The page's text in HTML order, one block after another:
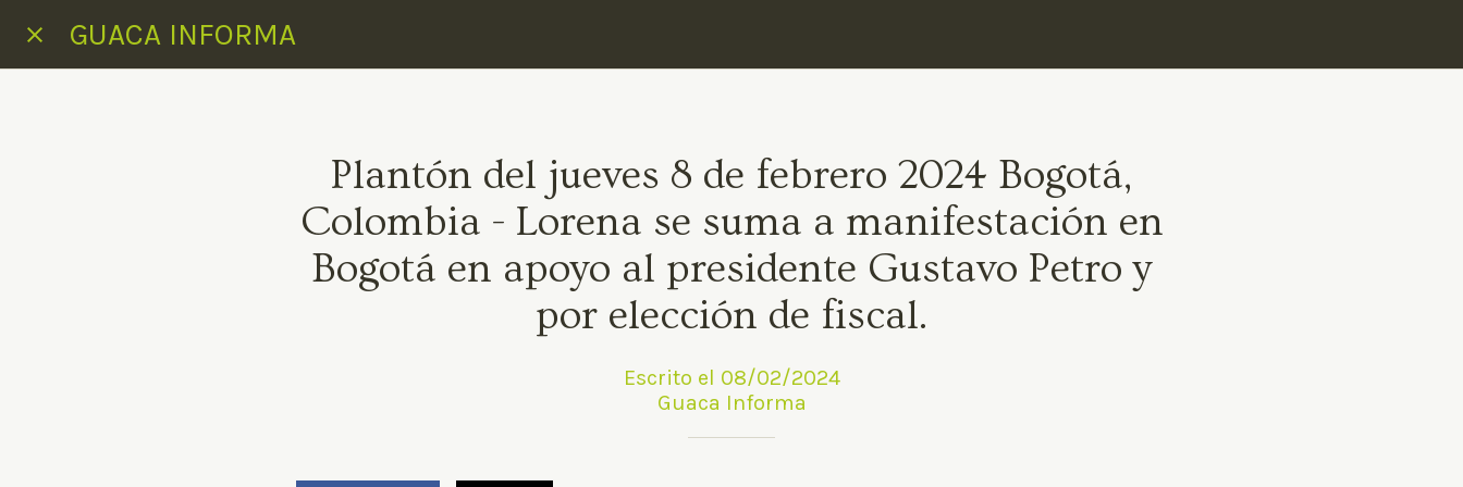
GUACA INFORMA
Plantón del jueves 8 de febrero 2024 Bogotá,
Colombia - Lorena se suma a manifestación en
Bogotá en apoyo al presidente Gustavo Petro y
por elección de fiscal.
Escrito el 08/02/2024
Guaca Informa